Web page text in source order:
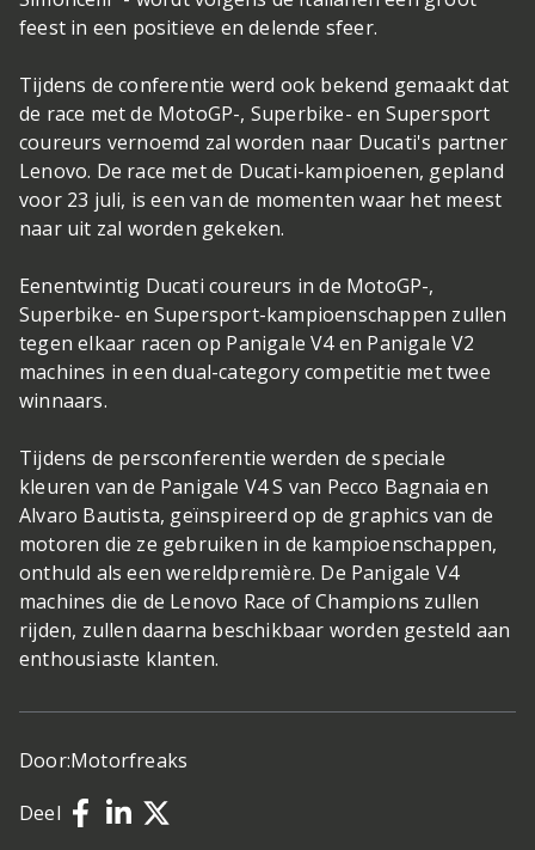
feest in een positieve en delende sfeer.
Tijdens de conferentie werd ook bekend gemaakt dat
de race met de MotoGP-, Superbike- en Supersport
coureurs vernoemd zal worden naar Ducati's partner
Lenovo. De race met de Ducati-kampioenen, gepland
voor 23 juli, is een van de momenten waar het meest
naar uit zal worden gekeken.
Eenentwintig Ducati coureurs in de MotoGP-,
Superbike- en Supersport-kampioenschappen zullen
tegen elkaar racen op Panigale V4 en Panigale V2
machines in een dual-category competitie met twee
winnaars.
Tijdens de persconferentie werden de speciale
kleuren van de Panigale V4 S van Pecco Bagnaia en
Alvaro Bautista, geïnspireerd op de graphics van de
motoren die ze gebruiken in de kampioenschappen,
onthuld als een wereldpremière. De Panigale V4
machines die de Lenovo Race of Champions zullen
rijden, zullen daarna beschikbaar worden gesteld aan
enthousiaste klanten.
Door:Motorfreaks
Deel